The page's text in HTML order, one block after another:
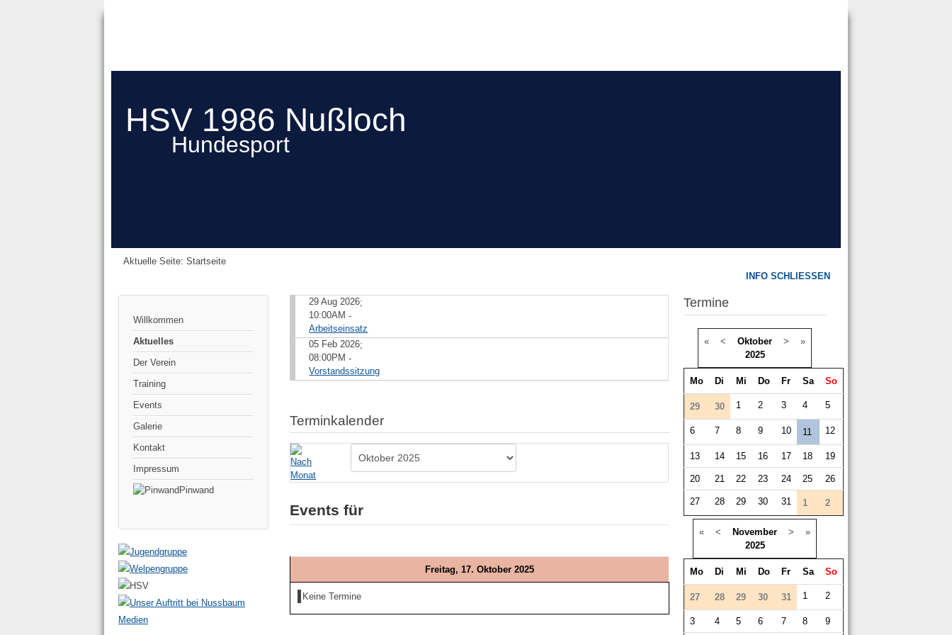
HSV 1986 Nußloch
Hundesport
Aktuelle Seite: Startseite
Willkommen
Aktuelles
Der Verein
Training
Events
Galerie
Kontakt
Impressum
Pinwand
29 Aug 2026;
10:00AM -
Arbeitseinsatz
05 Feb 2026;
08:00PM -
Vorstandssitzung
Terminkalender
Events für
Freitag, 17. Oktober 2025
Keine Termine
INFO SCHLIESSEN
Termine
« <
Oktober
2025
> »
Mo Di Mi Do Fr Sa So
29 30 1 2 3 4 5
6 7 8 9 10 11 12
13 14 15 16 17 18 19
20 21 22 23 24 25 26
27 28 29 30 31 1 2
« <
November
2025
> »
Mo Di Mi Do Fr Sa So
27 28 29 30 31 1 2
3 4 5 6 7 8 9